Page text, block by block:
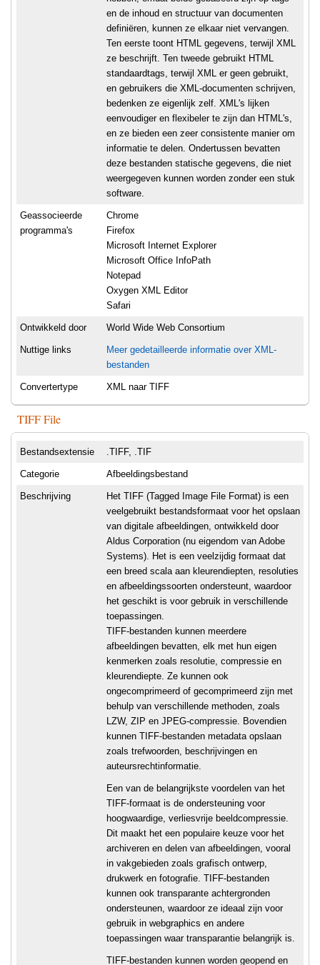
en de inhoud en structuur van documenten
definiëren, kunnen ze elkaar niet vervangen.
Ten eerste toont HTML gegevens, terwijl XML
ze beschrijft. Ten tweede gebruikt HTML
standaardtags, terwijl XML er geen gebruikt,
en gebruikers die XML-documenten schrijven,
bedenken ze eigenlijk zelf. XML's lijken
eenvoudiger en flexibeler te zijn dan HTML's,
en ze bieden een zeer consistente manier om
informatie te delen. Ondertussen bevatten
deze bestanden statische gegevens, die niet
weergegeven kunnen worden zonder een stuk
software.
Geassocieerde
programma's
Chrome
Firefox
Microsoft Internet Explorer
Microsoft Office InfoPath
Notepad
Oxygen XML Editor
Safari
Ontwikkeld door World Wide Web Consortium
Nuttige links
Meer gedetailleerde informatie over XML-
bestanden
Convertertype XML naar TIFF
TIFF File
Bestandsextensie .TIFF, .TIF
Categorie Afbeeldingsbestand
Beschrijving
Het TIFF (Tagged Image File Format) is een
veelgebruikt bestandsformaat voor het opslaan
van digitale afbeeldingen, ontwikkeld door
Aldus Corporation (nu eigendom van Adobe
Systems). Het is een veelzijdig formaat dat
een breed scala aan kleurendiepten, resoluties
en afbeeldingssoorten ondersteunt, waardoor
het geschikt is voor gebruik in verschillende
toepassingen.
TIFF-bestanden kunnen meerdere
afbeeldingen bevatten, elk met hun eigen
kenmerken zoals resolutie, compressie en
kleurendiepte. Ze kunnen ook
ongecomprimeerd of gecomprimeerd zijn met
behulp van verschillende methoden, zoals
LZW, ZIP en JPEG-compressie. Bovendien
kunnen TIFF-bestanden metadata opslaan
zoals trefwoorden, beschrijvingen en
auteursrechtinformatie.
Een van de belangrijkste voordelen van het
TIFF-formaat is de ondersteuning voor
hoogwaardige, verliesvrije beeldcompressie.
Dit maakt het een populaire keuze voor het
archiveren en delen van afbeeldingen, vooral
in vakgebieden zoals grafisch ontwerp,
drukwerk en fotografie. TIFF-bestanden
kunnen ook transparante achtergronden
ondersteunen, waardoor ze ideaal zijn voor
gebruik in webgraphics en andere
toepassingen waar transparantie belangrijk is.
TIFF-bestanden kunnen worden geopend en